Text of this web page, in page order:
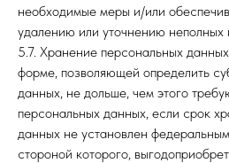
необходимые меры и/или
удалению или уточнению неполных
5.7. Хранение персональных
форме, позволяющей определить
данных, не дольше, чем этого
персональных данных, если срок
данных не установлен
стороной которого,